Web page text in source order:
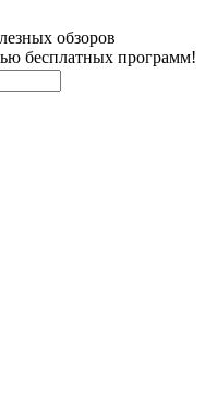
обзоров
бесплатных программ!